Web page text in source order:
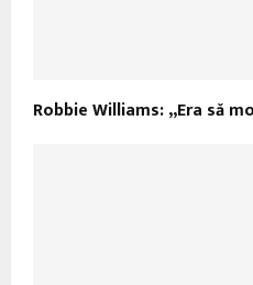
Robbie Williams: „Era să